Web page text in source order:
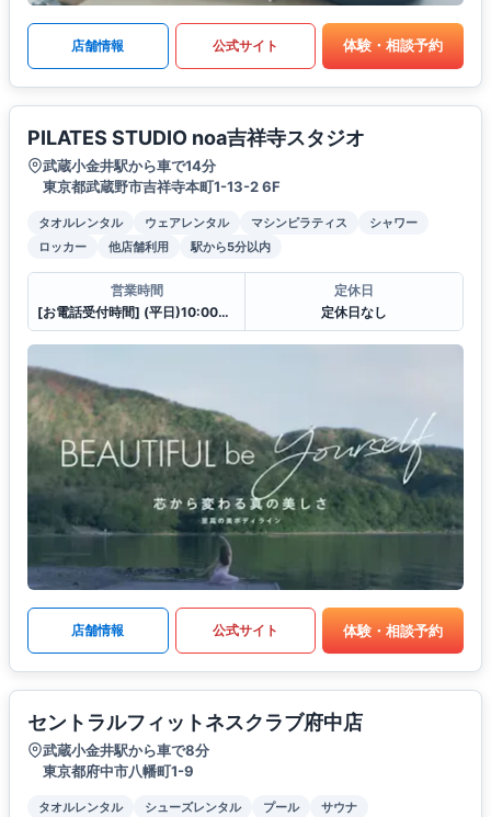
店舗情報 公式サイト 体験・相談予約
PILATES STUDIO noa吉祥寺スタジオ
武蔵小金井駅から車で14分
東京都武蔵野市吉祥寺本町1-13-2 6F
タオルレンタル ウェアレンタル マシンピラティス
シャワー
ロッカー
他店舗利用 駅から5分以内
営業時間
[お電話受付時間] (平日)10:00〜23:00 (土・日)10:00〜21:00
定休日
定休日なし
店舗情報 公式サイト 体験・相談予約
セントラルフィットネスクラブ府中店
武蔵小金井駅から車で8分
東京都府中市八幡町1-9
タオルレンタル シューズレンタル プール
サウナ